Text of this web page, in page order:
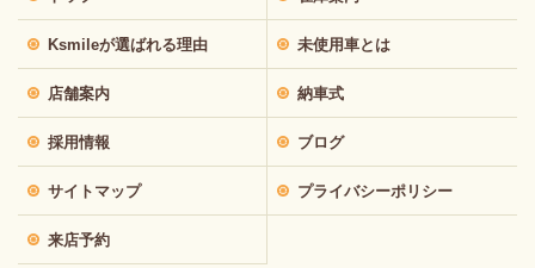
Ksmileが選ばれる理由 未使用車とは
店舗案内 納車式
採用情報 ブログ
サイトマップ プライバシーポリシー
来店予約